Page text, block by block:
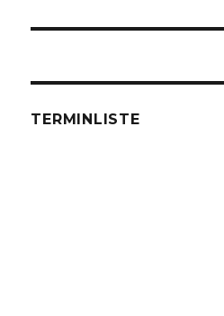
TERMINLISTE